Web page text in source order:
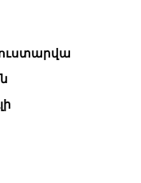
ուստարվա